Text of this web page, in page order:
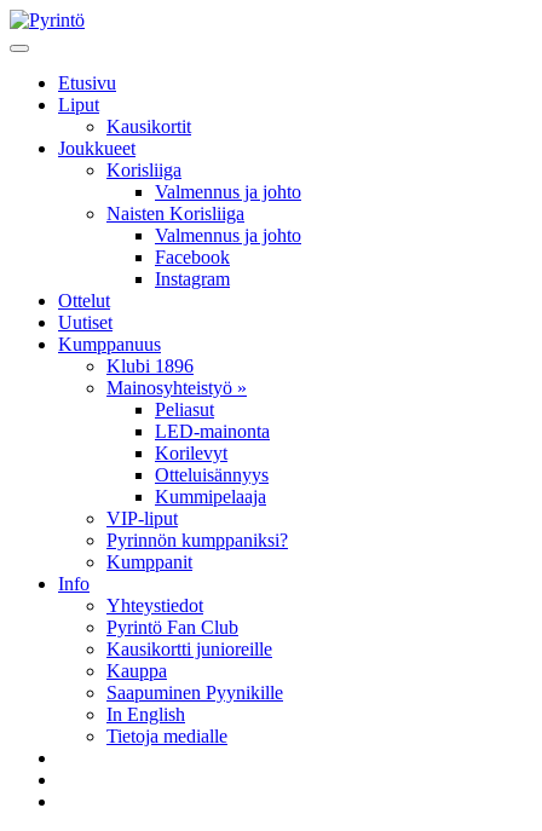
Etusivu
Liput
Kausikortit
Joukkueet
Korisliiga
Valmennus ja johto
Naisten Korisliiga
Valmennus ja johto
Facebook
Instagram
Ottelut
Uutiset
Kumppanuus
Klubi 1896
Mainosyhteistyö »
Peliasut
LED-mainonta
Korilevyt
Otteluisännyys
Kummipelaaja
VIP-liput
Pyrinnön kumppaniksi?
Kumppanit
Info
Yhteystiedot
Pyrintö Fan Club
Kausikortti junioreille
Kauppa
Saapuminen Pyynikille
In English
Tietoja medialle